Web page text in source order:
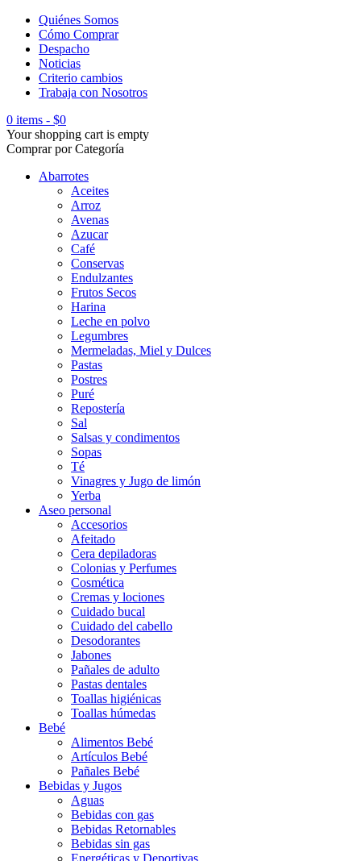
Quiénes Somos
Cómo Comprar
Despacho
Noticias
Criterio cambios
Trabaja con Nosotros
0 items - $0
Your shopping cart is empty
Comprar por Categoría
Abarrotes
Aceites
Arroz
Avenas
Azucar
Café
Conservas
Endulzantes
Frutos Secos
Harina
Leche en polvo
Legumbres
Mermeladas, Miel y Dulces
Pastas
Postres
Puré
Repostería
Sal
Salsas y condimentos
Sopas
Té
Vinagres y Jugo de limón
Yerba
Aseo personal
Accesorios
Afeitado
Cera depiladoras
Colonias y Perfumes
Cosmética
Cremas y lociones
Cuidado bucal
Cuidado del cabello
Desodorantes
Jabones
Pañales de adulto
Pastas dentales
Toallas higiénicas
Toallas húmedas
Bebé
Alimentos Bebé
Artículos Bebé
Pañales Bebé
Bebidas y Jugos
Aguas
Bebidas con gas
Bebidas Retornables
Bebidas sin gas
Energéticas y Deportivas